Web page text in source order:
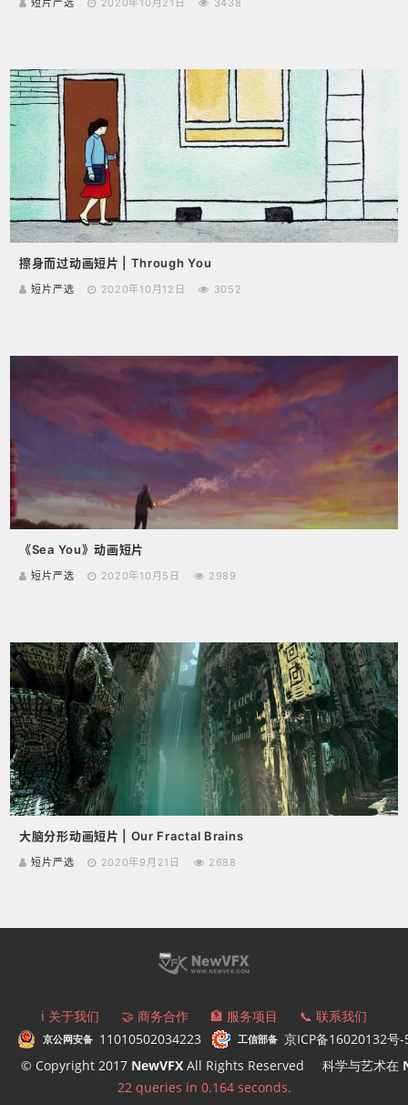
短片严选 2020年10月21日 3438
擦身而过动画短片 | Through You
短片严选 2020年10月12日 3052
《Sea You》动画短片
短片严选 2020年10月5日 2989
大脑分形动画短片 | Our Fractal Brains
短片严选 2020年9月21日 2688
ℹ️ 关于我们 🤝 商务合作 🏦 服务项目 📞 联系我们
京公网安备 11010502034223 工信部备 京ICP备16020132号-
© Copyright 2017 NewVFX All Rights Reserved 科学与艺术在
22 queries in 0.164 seconds.